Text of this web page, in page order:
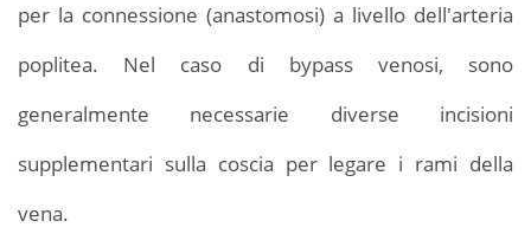
per la connessione (anastomosi) a livello dell'arteria
poplitea. Nel caso di bypass venosi, sono
generalmente necessarie diverse incisioni
supplementari sulla coscia per legare i rami della
vena.